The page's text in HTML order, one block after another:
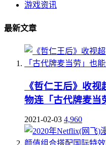
游戏资讯
最新文章
《哲仁王后》收
物连「古代牌麦当
2021-02-03 4,960